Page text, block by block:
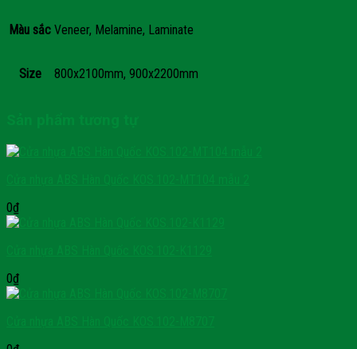
Màu sắc Veneer, Melamine, Laminate
Size 800x2100mm, 900x2200mm
0₫
0₫